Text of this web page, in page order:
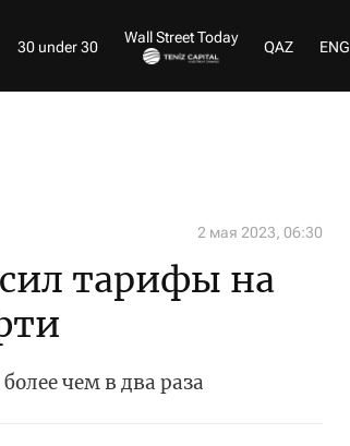
30 under 30
Wall Street Today
QAZ ENG
2 мая 2023, 06:30
тарифы на
чем в два раза